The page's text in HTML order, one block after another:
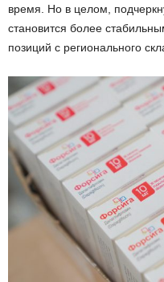
время. Но в целом,
становится более
позиций с регионального